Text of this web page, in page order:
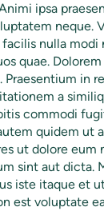
ipsa
neque.
facilis nulla modi
quae.
Praesentium in
a
commodi
quidem ut
ut dolore eum
sint aut dicta.
iste itaque et
est voluptate